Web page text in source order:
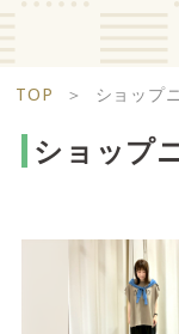
ショップ
マルヤマ クラス
Life
ライフサポー
営業時
1F Food
フードブティ
TOP ＞ ショップ
ショップ